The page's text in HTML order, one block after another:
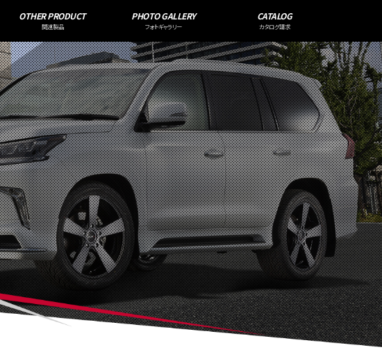
OTHER PRODUCT
関連製品
PHOTO GALLERY
フォトギャラリー
CATALOG
カタログ請求